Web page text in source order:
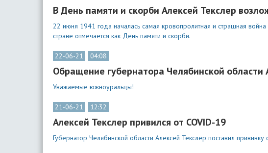
В День памяти и скорби Алексей Текслер
22 июня 1941 года началась самая кровопролитная и страшная
стране отмечается как День памяти и скорби.
22-06-21 04:08
Обращение губернатора Челябинской области
Уважаемые южноуральцы!
21-06-21 12:32
Алексей Текслер привился от COVID-19
Губернатор Челябинской области Алексей Текслер поставил